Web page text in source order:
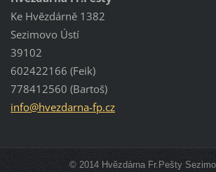
Ke Hvězdárně 1382
Sezimovo Ústí
39102
602422166 (Feik)
778412560 (Bartoš)
info@hvezdarna-fp.cz
© 2014 Hvězdárna Fr.Pešty